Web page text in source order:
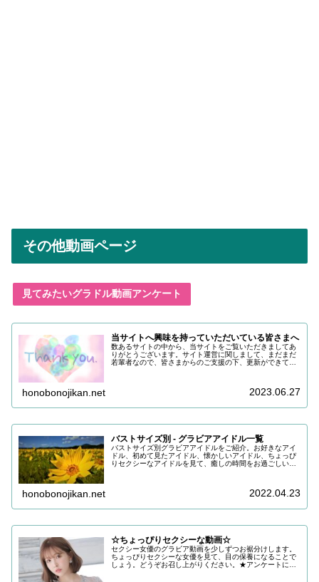
その他動画ページ
見てみたいグラドル動画アンケート
当サイトへ興味を持っていただいている皆さまへ
数あるサイトの中から、当サイトをご覧いただきましてあ
りがとうございます。サイト運営に関しまして、まだまだ
若輩者なので、皆さまからのご支援の下、更新ができてい
honobonojikan.net 2023.06.27
バストサイズ別 - グラビアアイドル一覧
バストサイズ別グラビアアイドルをご紹介。お好きなアイ
ドル、初めて見たアイドル、懐かしいアイドル、ちょっぴ
りセクシーなアイドルを見て、癒しの時間をお過ごしいた
honobonojikan.net 2022.04.23
☆ちょっぴりセクシーな動画☆
セクシー女優のグラビア動画を少しずつお裾分けします。
ちょっぴりセクシーな女優を見て、目の保養になることで
しょう。どうぞお召し上がりください。★アンケートにご